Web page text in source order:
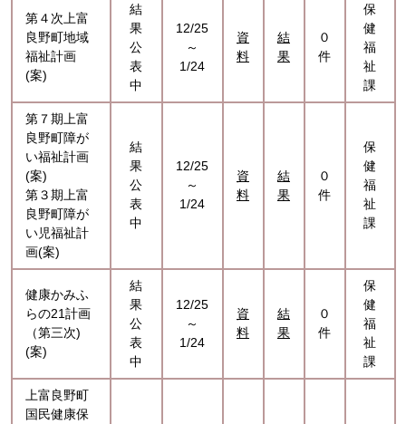
第４次上富
良野町地域
福祉計画
(案)
結
果
公
表
中
12/25
～
1/24
資
料
結
果
０
件
保
健
福
祉
課
第７期上富
良野町障が
い福祉計画
(案)
第３期上富
良野町障が
い児福祉計
画(案)
結
果
公
表
中
12/25
～
1/24
資
料
結
果
０
件
保
健
福
祉
課
健康かみふ
らの21計画
（第三次)
(案)
結
果
公
表
中
12/25
～
1/24
資
料
結
果
０
件
保
健
福
祉
課
上富良野町
国民健康保